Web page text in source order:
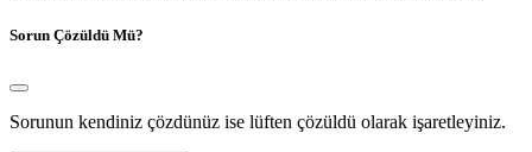
Sorun Çözüldü Mü?
Sorunun kendiniz çözdünüz ise lüften çözüldü olarak işaretleyiniz.